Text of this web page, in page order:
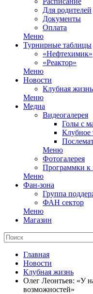
Для родителей
Документы
Оплата
Меню
Турнирные таблицы
«Нефтехимик»
«Реактор»
Меню
Новости
Клубная жизнь
Меню
Медиа
Видеогалерея
Голы с
Клубное
Меню
Фотогалерея
Программки к
Меню
Фан-зона
Группа
ФАН сектор
Меню
Магазин
Главная
Новости
Клубная жизнь
Олег Леонтьев: «У
возможностей»